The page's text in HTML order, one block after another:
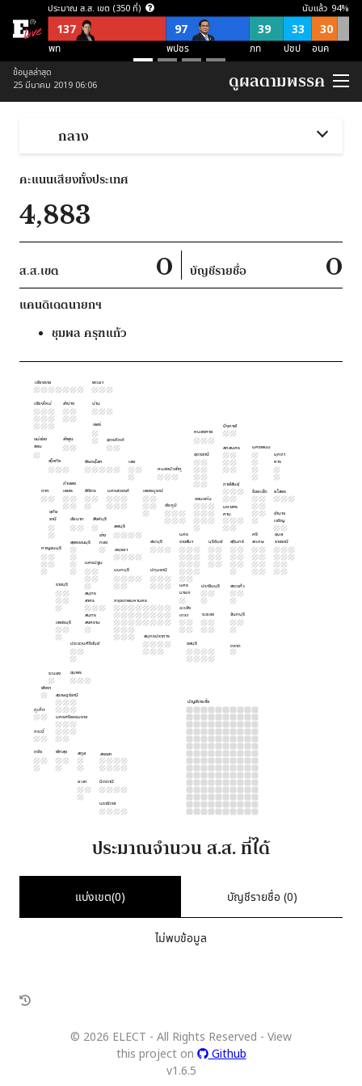
ประมาณ ส.ส. เขต (350 ที่)
137 97 39 33 30
พท พปชร ภท ปชป อนค
ประมาณ ส.ส. บัญชีรายชื่อ (150 ที่)
57 38
ประมาณ ส.ส. พึงมี (500 ที่)
253
นับแล้ว 94%
ข้อมูลล่าสุด
25 มีนาคม 2019 06:06
ดูผลตามพรรค
กลาง
คะแนนเสียงทั้งประเทศ
4,883
ส.ส.เขต 0 บัญชีรายชื่อ 0
แคนดิเดตนายกฯ
ชุมพล ครุฑแก้ว
กรุงเทพมหานคร
ฉะเชิง
เทรา
ชลบุรี
ระยอง จันทบุรี
สระแก้ว
ปราจีนบุรี
ตราด
สมุทร
สาคร
สมุทร
สงคราม
ราชบุรี
กาญจนบุรี
เพชรบุรี
ประจวบคีรีขันธ์
ชุมพร
สุราษฎร์ธานี
นครศรีธรรมราช
พัทลุง สงขลา
ปัตตานี
ยะลา
สตูล
ตรัง
กระบี่
พังงา
ภูเก็ต
ระนอง
นราธิวาส
นครปฐม
สุพรรณบุรี
อยุธยา
อ่าง
ทอง
สิงห์บุรี
นครสวรรค์
พิจิตร เพชรบูรณ์
กำแพง
เพชร
ตาก
สุโขทัย
ลำปาง
พะเยา
ลำพูน
พิษณุโลก
อุตรดิตถ์
แพร่
น่าน
เลย
หนองบัวลำภู
อุดรธานี
สกลนคร นครพนม
กาฬสินธุ์
มุกดา
หาร
หนองคาย
บึงกาฬ
แม่ฮ่อง
สอน
เชียงใหม่
เชียงราย
ชัยนาท
อุทัย
ธานี
สระบุรี
นคร
นายก
นคร
ราชสีมา
บุรีรัมย์ สุรินทร์
ศรี
สะเกษ
อุบล
ราชธานี
อำนาจ
เจริญ
ยโสธร
ร้อยเอ็ด
มหาสาร
คาม
ขอนแก่น
ชัยภูมิ
ลพบุรี
นนทบุรี ปทุมธานี
สมุทรปราการ
บัญชีรายชื่อ
ประมาณจำนวน ส.ส. ที่ได้
แบ่งเขต(0) บัญชีรายชื่อ (0)
ไม่พบข้อมูล
© 2026 ELECT - All Rights Reserved - View
this project on
Github
v1.6.5